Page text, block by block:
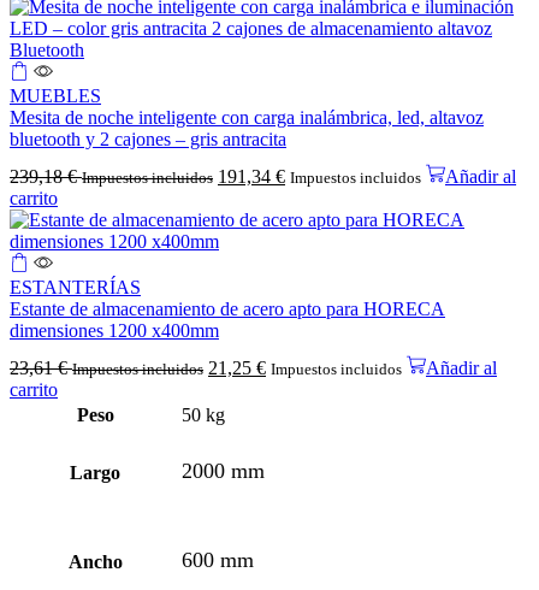
MUEBLES
Mesita de noche inteligente con carga inalámbrica, led, altavoz
bluetooth y 2 cajones – gris antracita
239,18€ Impuestos incluidos 191,34 € Impuestos incluidos
Añadir al
carrito
ESTANTERÍAS
Estante de almacenamiento de acero apto para HORECA
dimensiones 1200 x400mm
23,61€ Impuestos incluidos 21,25 € Impuestos incluidos
Añadir al
carrito
Peso
50 kg
Largo 2000 mm
Ancho 600 mm